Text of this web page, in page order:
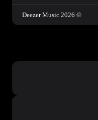
© 2026 Deezer Music